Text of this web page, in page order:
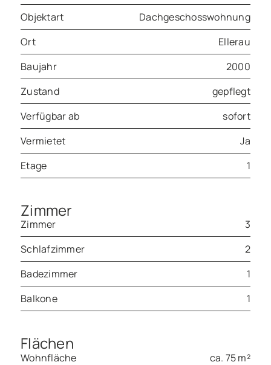
Objektart
Dachgeschosswohnung
Ort
Ellerau
Baujahr
2000
Zustand
gepflegt
Verfügbar ab
sofort
Vermietet
Ja
Etage
1
Zimmer
Zimmer
3
Schlafzimmer
2
Badezimmer
1
Balkone
1
Flächen
Wohnfläche
ca. 75 m²